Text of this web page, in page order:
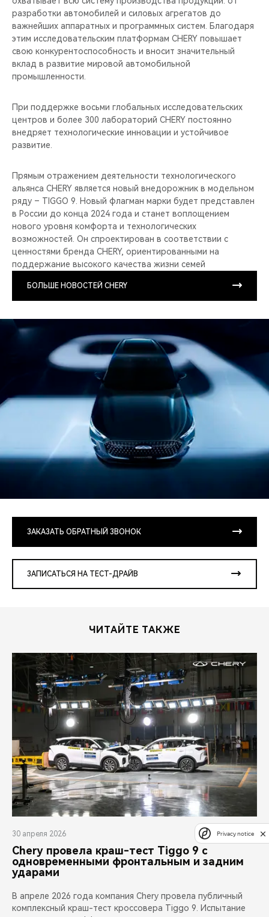
разработки автомобилей и силовых агрегатов до
важнейших аппаратных и программных систем. Благодаря
этим исследовательским платформам CHERY повышает
свою конкурентоспособность и вносит значительный
вклад в развитие мировой автомобильной
промышленности.
При поддержке восьми глобальных исследовательских
центров и более 300 лабораторий CHERY постоянно
внедряет технологические инновации и устойчивое
развитие.
Прямым отражением деятельности технологического
альянса CHERY является новый внедорожник в модельном
ряду – TIGGO 9. Новый флагман марки будет представлен
в России до конца 2024 года и станет воплощением
нового уровня комфорта и технологических
возможностей. Он спроектирован в соответствии с
ценностями бренда CHERY, ориентированными на
поддержание высокого качества жизни семей
БОЛЬШЕ НОВОСТЕЙ CHERY
ЗАКАЗАТЬ ОБРАТНЫЙ ЗВОНОК
ЗАПИСАТЬСЯ НА ТЕСТ-ДРАЙВ
ЧИТАЙТЕ ТАКЖЕ
30 апреля 2026
Chery провела краш-тест Tiggo 9 с
одновременными фронтальным и задним
ударами
В апреле 2026 года компания Chery провела публичный
комплексный краш-тест кроссовера Tiggo 9. Испытание
Privacy notice